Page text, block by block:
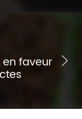
en faveur